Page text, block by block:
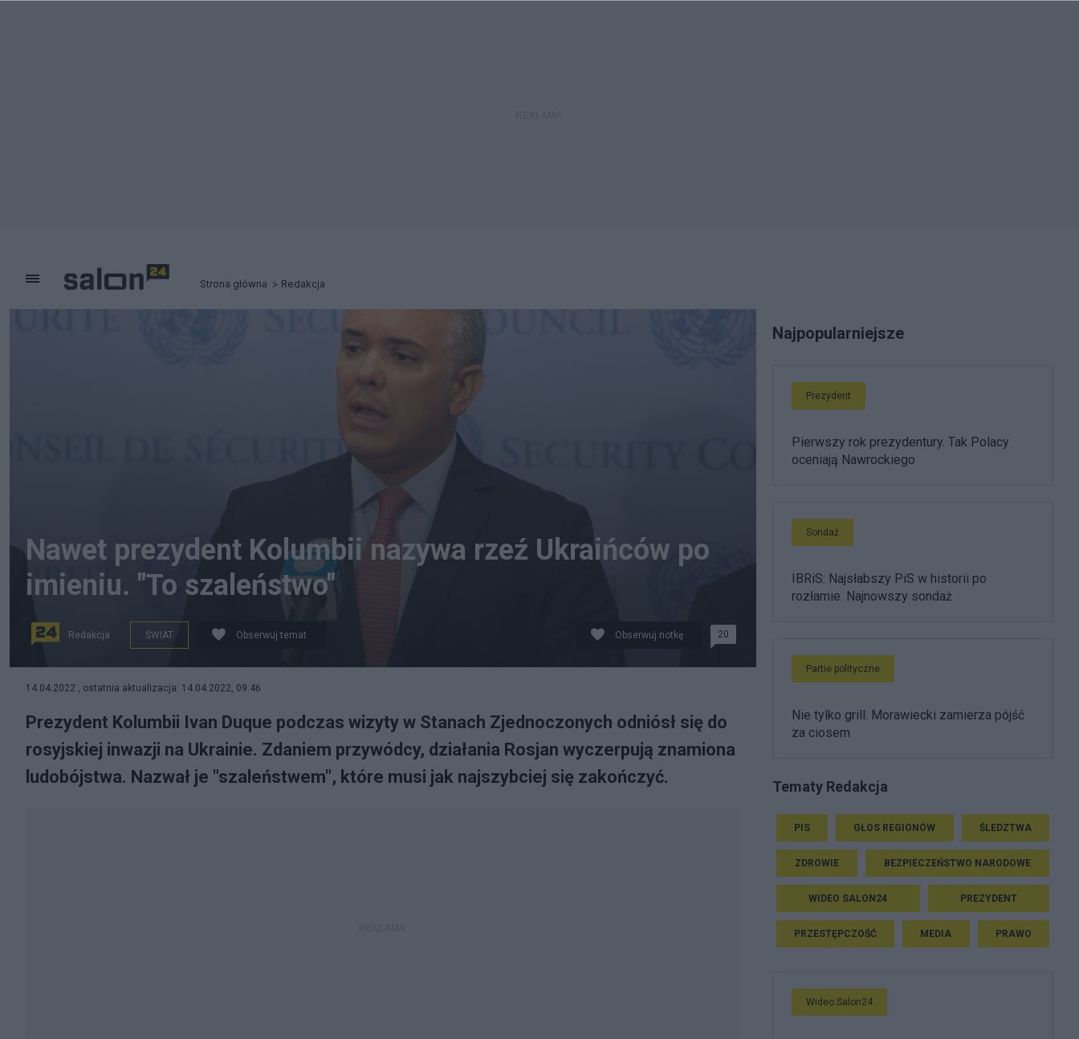
Strona główna Redakcja
Nawet prezydent Kolumbii nazywa rzeź Ukraińców po
imieniu. "To szaleństwo"
Redakcja ŚWIAT Obserwuj temat Obserwuj notkę 20
14.04.2022 , ostatnia aktualizacja: 14.04.2022, 09:46
Prezydent Kolumbii Ivan Duque podczas wizyty w Stanach Zjednoczonych odniósł się do
rosyjskiej inwazji na Ukrainie. Zdaniem przywódcy, działania Rosjan wyczerpują znamiona
ludobójstwa. Nazwał je "szaleństwem", które musi jak najszybciej się zakończyć.
Najpopularniejsze
Prezydent
Pierwszy rok prezydentury. Tak Polacy
oceniają Nawrockiego
Sondaż
IBRiS: Najsłabszy PiS w historii po
rozłamie. Najnowszy sondaż
Partie polityczne
Nie tylko grill. Morawiecki zamierza pójść
za ciosem
Tematy Redakcja
PIS GŁOS REGIONÓW ŚLEDZTWA
ZDROWIE BEZPIECZEŃSTWO NARODOWE
WIDEO SALON24 PREZYDENT
PRZESTĘPCZOŚĆ MEDIA PRAWO
Wideo Salon24